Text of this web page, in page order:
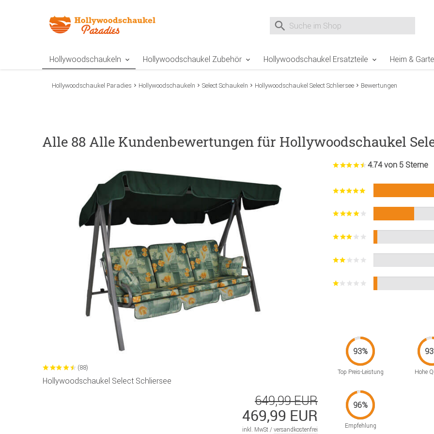
Suche nach
Hollywoodschaukeln Hollywoodschaukel Zubehör Hollywoodschaukel Ersatzteile Heim &
Hollywoodschaukel Paradies Hollywoodschaukeln Select Schaukeln Hollywoodschaukel Select Schliersee Bewertungen
Alle 88 Alle Kundenbewertungen für Hollywoodschaukel
(88)
Hollywoodschaukel Select Schliersee
649,99 EUR
469,99 EUR
inkl. MwSt / versandkostenfrei
4.74 von 5 Sterne
Top Preis-Leistung Hohe
Empfehlung